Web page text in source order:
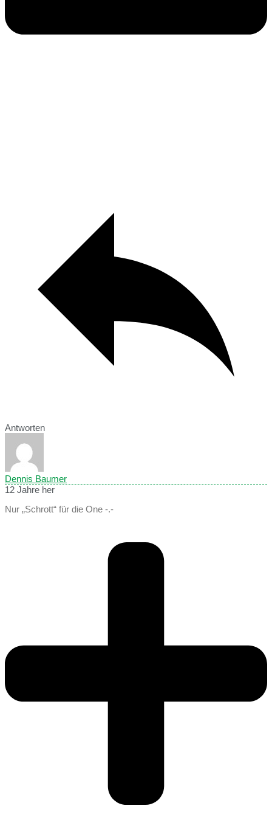
Antworten
Dennis Baumer
12 Jahre her
Nur „Schrott“ für die One -.-